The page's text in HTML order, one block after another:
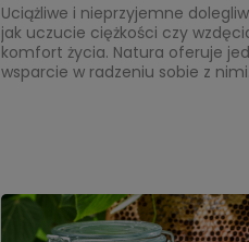
Uciążliwe i nieprzyjemne
jak uczucie ciężkości czy
komfort życia. Natura oferuje
wsparcie w radzeniu sobie z
układ pokarmowy i przynieść
pamiętać, że zioła
które pozytywnie wpłyną na